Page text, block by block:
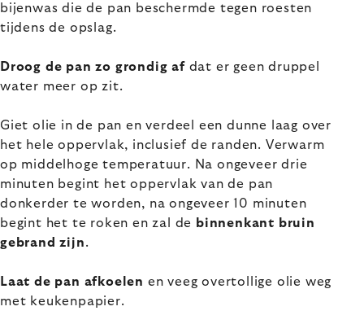
bijenwas die de pan beschermde tegen roesten
tijdens de opslag.
Droog de pan zo grondig afdat er geen druppel
water meer op zit.
Giet olie in de pan en verdeel een dunne laag over
het hele oppervlak, inclusief de randen. Verwarm
op middelhoge temperatuur. Na ongeveer drie
minuten begint het oppervlak van de pan
donkerder te worden, na ongeveer 10 minuten
begint het te roken en zal de
binnenkant bruin
gebrand zijn.
Laat de pan afkoelen en veeg overtollige olie weg
met keukenpapier.